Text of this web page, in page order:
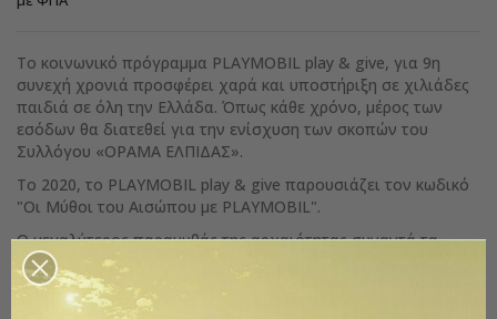
Το κοινωνικό πρόγραμμα PLAYMOBIL play & give, για 9η
συνεχή χρονιά προσφέρει χαρά και υποστήριξη σε χιλιάδες
παιδιά σε όλη την Ελλάδα. Όπως κάθε χρόνο, μέρος των
εσόδων θα διατεθεί για την ενίσχυση των σκοπών του
Συλλόγου «ΟΡΑΜΑ ΕΛΠΙΔΑΣ».
Το 2020, το PLAYMOBIL play & give παρουσιάζει τον κωδικό
"Οι Μύθοι του Αισώπου με PLAYMOBIL".
Ο μεγαλύτερος παραμυθάς της αρχαιότητας συναντά τα
PLAYMOBIL για να δώσουν μαζί στα παιδιά μία νέα
διάσταση της "διδακτικής μυθολογίας", πουσυνδυάζει τη
διαπαιδαγώγηση με τη γνωριμία της αρχαίας κληρονομιάς. Δ